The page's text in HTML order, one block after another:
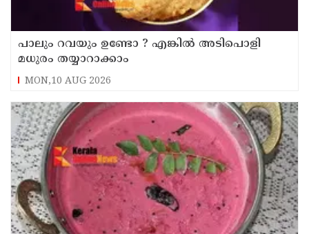
പാലും റവയും ഉണ്ടോ ? എങ്കിൽ അടിപൊളി
മധുരം തയ്യാറാക്കാം
MON,10 AUG 2026